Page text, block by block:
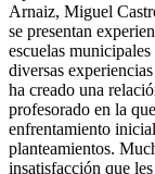
Arnaiz, Miguel
se presentan
escuelas
diversas
ha creado una
profesorado en la
enfrentamiento
planteamientos.
insatisfacción que